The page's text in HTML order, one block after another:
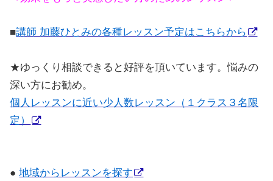
■講師 加藤ひとみの各種レッスン予定はこちらから
★ゆっくり相談できると好評を頂いています。悩みの
深い方にお勧め。
個人レッスンに近い少人数レッスン（１クラス３名限
定）
●地域からレッスンを探す